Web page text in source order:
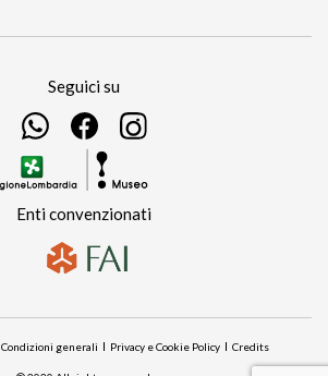
Seguici su
Enti convenzionati
Condizioni generali Privacy e Cookie Policy Credits